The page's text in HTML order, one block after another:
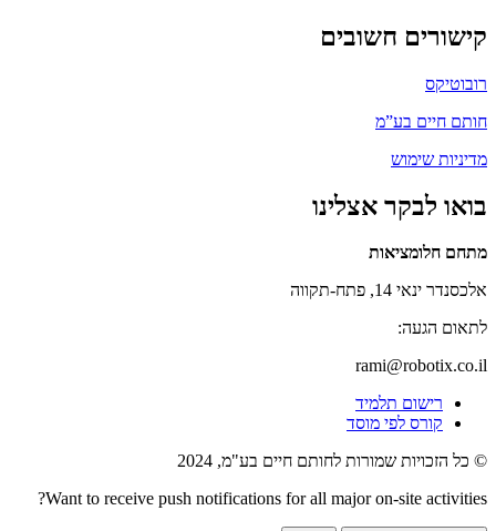
קישורים חשובים
רובוטיקס
חותם חיים בע”מ
מדיניות שימוש
בואו לבקר אצלינו
מתחם חלומציאות
אלכסנדר ינאי 14, פתח-תקווה
לתאום הגעה:
rami@robotix.co.il
רישום תלמיד
קורס לפי מוסד
© כל הזכויות שמורות לחותם חיים בע"מ, 2024
Want to receive push notifications for all major on-site activities?